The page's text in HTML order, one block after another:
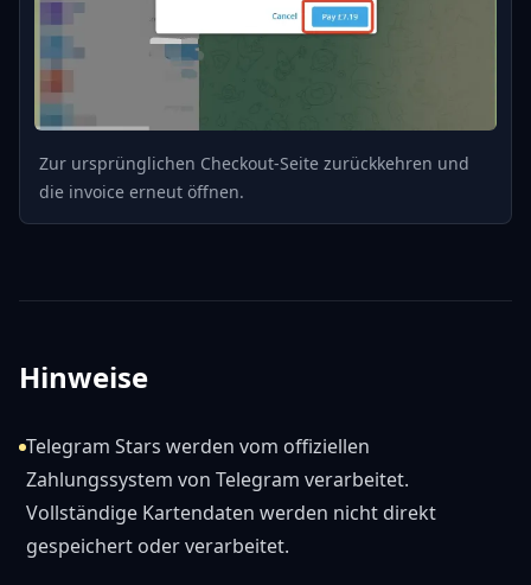
Zur ursprünglichen Checkout-Seite zurückkehren und
die invoice erneut öffnen.
Hinweise
Telegram Stars werden vom offiziellen
Zahlungssystem von Telegram verarbeitet.
Vollständige Kartendaten werden nicht direkt
gespeichert oder verarbeitet.